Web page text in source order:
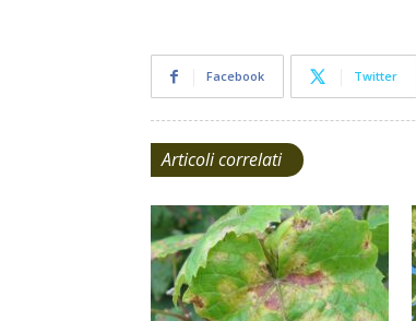
Facebook Twitter
Articoli correlati